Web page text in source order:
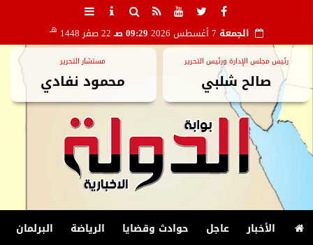
الجمعة 09:29 صـ 22 صفر 1448 هـ
رئيس مجلس الإدارة ورئيس التحرير
صالح شلبي
مستشار التحرير
محمود نفادي
الأخبار عاجل حوادث وقضايا الرياضة البرلمان